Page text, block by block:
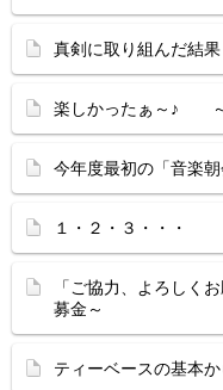
真剣に取り組んだ結
楽しかったぁ～♪ ～
今年度最初の「音楽朝
１・２・３・・・
「ご協力、よろし
募金～
ティーベースの基